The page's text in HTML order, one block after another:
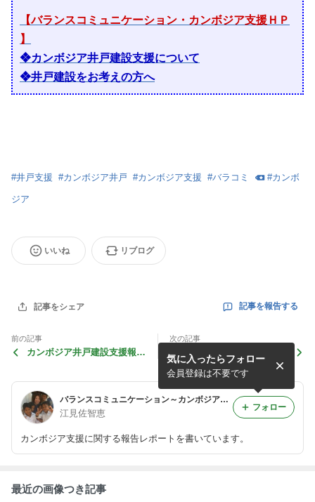
【バランスコミュニケーション・カンボジア支援ＨＰ
】
❖カンボジア井戸建設支援について
❖井戸建設をお考えの方へ
#井戸支援 #カンボジア井戸 #カンボジア支援 #バラコミ #カンボ
ジア
いいね リブログ
記事をシェア 記事を報告する
前の記事
カンボジア井戸建設支援報告
次の記事
カンボジア井戸建設支援報告
（プロテアット村)
バランスコミュニケーション～カンボジア支援ブログ（小学校建設支援/井戸建設支援）
江見佐智恵
カンボジア支援に関する報告レポートを書いています。
気に入ったらフォロー
会員登録は不要です
フォロー
最近の画像つき記事